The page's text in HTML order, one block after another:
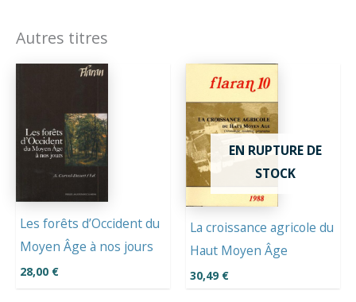
Autres titres
Les forêts d’Occident du
Moyen Âge à nos jours
28,00 €
EN RUPTURE DE
STOCK
La croissance agricole du
Haut Moyen Âge
30,49 €